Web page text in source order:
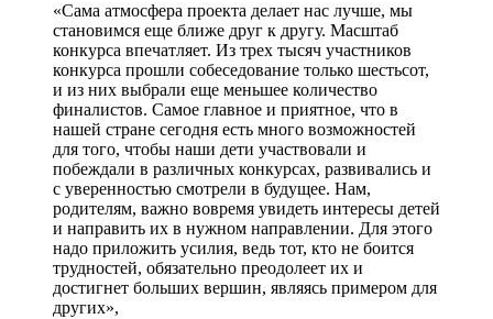
«Сама атмосфера проекта делает нас лучше, мы
становимся еще ближе друг к другу. Масштаб
конкурса впечатляет. Из трех тысяч участников
конкурса прошли собеседование только шестьсот,
и из них выбрали еще меньшее количество
финалистов. Самое главное и приятное, что в
нашей стране сегодня есть много возможностей
для того, чтобы наши дети участвовали и
побеждали в различных конкурсах, развивались и
с уверенностью смотрели в будущее. Нам,
родителям, важно вовремя увидеть интересы детей
и направить их в нужном направлении. Для этого
надо приложить усилия, ведь тот, кто не боится
трудностей, обязательно преодолеет их и
достигнет больших вершин, являясь примером для
других»,